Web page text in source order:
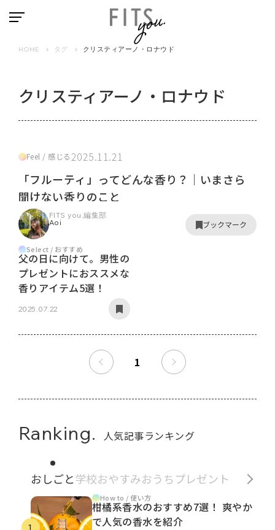
HOME タグ クリスティアーノ・ロナウド
クリスティアーノ・ロナウド
Feel / 感じる2025.11.21
「フルーティ」ってどんな香り？｜いまさら
聞けない香りのこと
FITS you.編集部
Aoi
ブックマーク
Select / おすすめ
父の日に向けて。男性の
プレゼントにおススメな
香りアイテム5選！
2025.07.22
1
Ranking. 人気記事ランキング
おしごと学校おやすみおうち プレゼント
How to / 使い方
柑橘系香水のおすすめ7選！ 爽やか
で人気の香水を紹介